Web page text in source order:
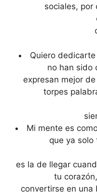
sociales, por
Quiero
no han sido
expresan mejor
torpes
Mi mente es
que ya solo
es la de llegar
tu
convertirse en una